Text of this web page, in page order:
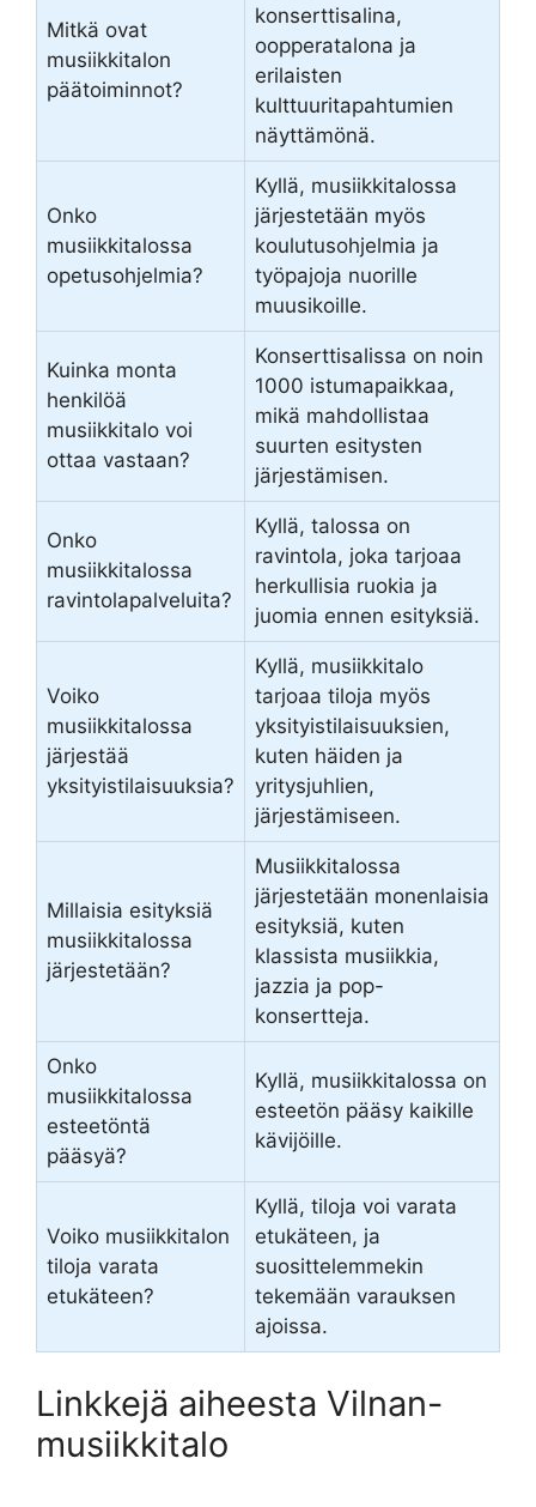
Mitkä ovat
musiikkitalon
päätoiminnot?
konserttisalina,
oopperatalona ja
erilaisten
kulttuuritapahtumien
näyttämönä.
Onko
musiikkitalossa
opetusohjelmia?
Kyllä, musiikkitalossa
järjestetään myös
koulutusohjelmia ja
työpajoja nuorille
muusikoille.
Kuinka monta
henkilöä
musiikkitalo voi
ottaa vastaan?
Konserttisalissa on noin
1000 istumapaikkaa,
mikä mahdollistaa
suurten esitysten
järjestämisen.
Onko
musiikkitalossa
ravintolapalveluita?
Kyllä, talossa on
ravintola, joka tarjoaa
herkullisia ruokia ja
juomia ennen esityksiä.
Voiko
musiikkitalossa
järjestää
yksityistilaisuuksia?
Kyllä, musiikkitalo
tarjoaa tiloja myös
yksityistilaisuuksien,
kuten häiden ja
yritysjuhlien,
järjestämiseen.
Millaisia esityksiä
musiikkitalossa
järjestetään?
Musiikkitalossa
järjestetään monenlaisia
esityksiä, kuten
klassista musiikkia,
jazzia ja pop-
konsertteja.
Onko
musiikkitalossa
esteetöntä
pääsyä?
Kyllä, musiikkitalossa on
esteetön pääsy kaikille
kävijöille.
Voiko musiikkitalon
tiloja varata
etukäteen?
Kyllä, tiloja voi varata
etukäteen, ja
suosittelemmekin
tekemään varauksen
ajoissa.
Linkkejä aiheesta Vilnan-
musiikkitalo